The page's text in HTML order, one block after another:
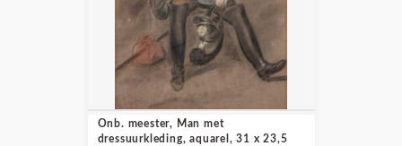
Onb. meester, Man met
dressuurkleding, aquarel, 31 x 23,5